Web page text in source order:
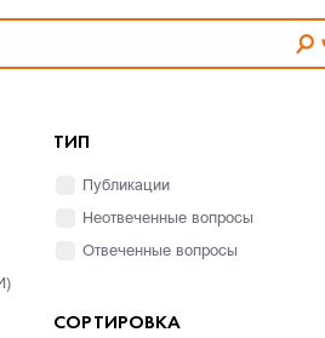
ТИП
Публикации
Неотвеченные вопросы
Отвеченные вопросы
СОРТИРОВКА